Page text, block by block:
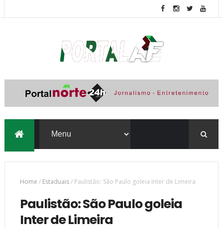
Home / Estaduais/ Paulistão: São Paulo goleia Inter de Limeira
Paulistão: São Paulo goleia
Inter de Limeira